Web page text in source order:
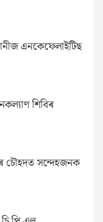
এনকেফেলাইটিছ
শিবিৰ
চৌহদত সন্দেহজনক